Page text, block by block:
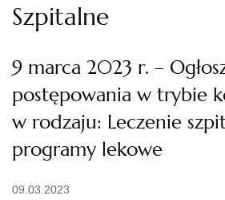
Szpitalne
9 marca 2023 r. –
postępowania w trybie
w rodzaju: Leczenie
programy lekowe
09.03.2023